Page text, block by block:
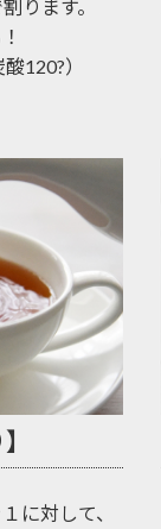
ります。
120?）
に対して、